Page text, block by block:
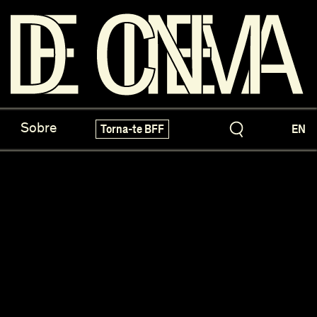
Sobre Torna-te BFF EN
do Arquivo
X-Novo
Festivais e Mostras